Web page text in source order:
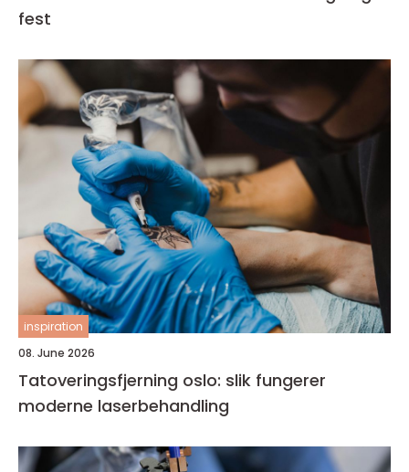
fest
inspiration
08. June 2026
Tatoveringsfjerning oslo: slik fungerer
moderne laserbehandling